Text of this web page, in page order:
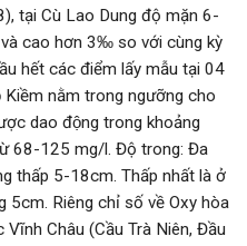
tại Cù Lao Dung độ mặn 6-
cao hơn 3‰ so với cùng kỳ
hết các điểm lấy mẫu tại 04
nằm trong ngưỡng cho
dao động trong khoảng
68-125 mg/l. Độ trong: Đa
thấp 5-18cm. Thấp nhất là ở
5cm. Riêng chỉ số về Oxy hòa
Châu (Cầu Trà Niên, Đầu